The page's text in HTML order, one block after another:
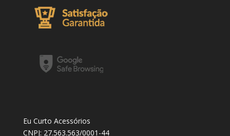
Eu Curto Acessórios
CNPJ: 27.563.563/0001-44